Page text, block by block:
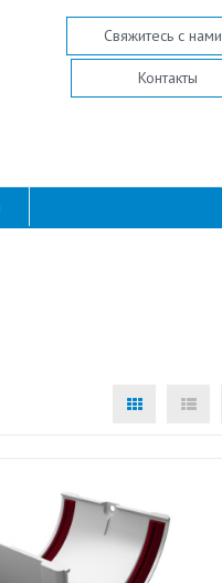
Свяжитесь с нами
Контакты